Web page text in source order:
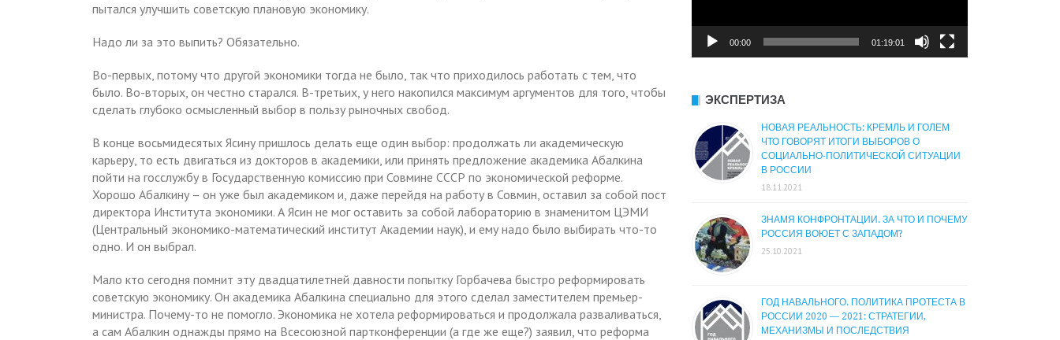
пытался улучшить советскую плановую экономику.
Надо ли за это выпить? Обязательно.
Во-первых, потому что другой экономики тогда не было, так что приходилось работать с тем, что
было. Во-вторых, он честно старался. В-третьих, у него накопился максимум аргументов для того, чтобы
сделать глубоко осмысленный выбор в пользу рыночных свобод.
В конце восьмидесятых Ясину пришлось делать еще один выбор: продолжать ли академическую
карьеру, то есть двигаться из докторов в академики, или принять предложение академика Абалкина
пойти на госслужбу в Государственную комиссию при Совмине СССР по экономической реформе.
Хорошо Абалкину – он уже был академиком и, даже перейдя на работу в Совмин, оставил за собой пост
директора Института экономики. А Ясин не мог оставить за собой лабораторию в знаменитом ЦЭМИ
(Центральный экономико-математический институт Академии наук), и ему надо было выбирать что-то
одно. И он выбрал.
Мало кто сегодня помнит эту двадцатилетней давности попытку Горбачева быстро реформировать
советскую экономику. Он академика Абалкина специально для этого сделал заместителем премьер-
министра. Почему-то не помогло. Экономика не хотела реформироваться и продолжала разваливаться,
а сам Абалкин однажды прямо на Всесоюзной партконференции (а где же еще?) заявил, что реформа
00:00 01:19:01
ЭКСПЕРТИЗА
НОВАЯ РЕАЛЬНОСТЬ: КРЕМЛЬ И ГОЛЕМ
ЧТО ГОВОРЯТ ИТОГИ ВЫБОРОВ О
СОЦИАЛЬНО-ПОЛИТИЧЕСКОЙ СИТУАЦИИ
В РОССИИ
18.11.2021
ЗНАМЯ КОНФРОНТАЦИИ. ЗА ЧТО И ПОЧЕМУ
РОССИЯ ВОЮЕТ С ЗАПАДОМ?
25.10.2021
ГОД НАВАЛЬНОГО. ПОЛИТИКА ПРОТЕСТА В
РОССИИ 2020 — 2021: СТРАТЕГИИ,
МЕХАНИЗМЫ И ПОСЛЕДСТВИЯ